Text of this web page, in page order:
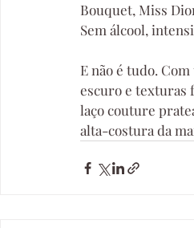
Bouquet, Miss
Sem álcool,
E não é tudo.
escuro e texturas
laço couture
alta-costura da